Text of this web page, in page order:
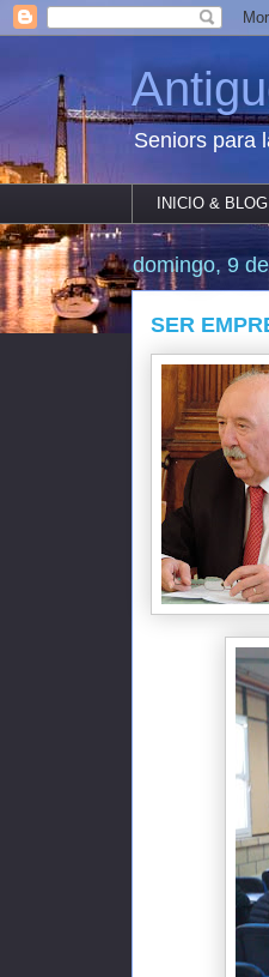
Seniors para
INICIO & BLOG
domingo, 9
SER